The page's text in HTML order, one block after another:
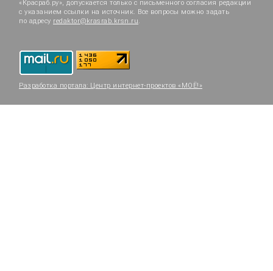
«Красраб.ру», допускается только с письменного согласия редакции
с указанием ссылки на источник. Все вопросы можно задать
по адресу redaktor@krasrab.krsn.ru.
Разработка портала: Центр интернет-проектов «МОЁ!»